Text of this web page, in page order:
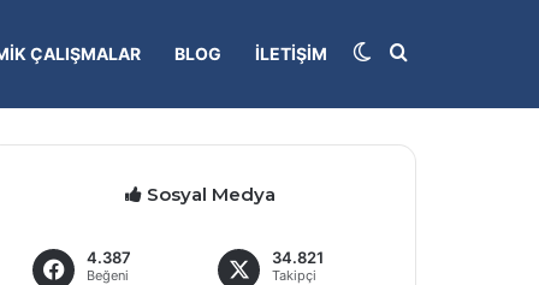
ÇALIŞMALAR BLOG İLETIŞIM Dış görünümü
Arama yap...
Sosyal Medya
4.387
Beğeni
34.821
Takipçi